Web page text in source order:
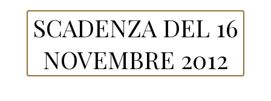
SCADENZA DEL 16
NOVEMBRE 2012